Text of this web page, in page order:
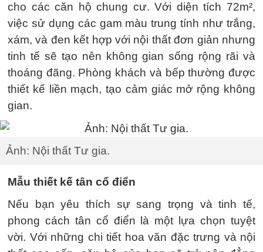
cho các căn hộ chung cư. Với diện tích 72m²,
việc sử dụng các gam màu trung tính như trắng,
xám, và đen kết hợp với nội thất đơn giản nhưng
tinh tế sẽ tạo nên không gian sống rộng rãi và
thoáng đãng. Phòng khách và bếp thường được
thiết kế liền mạch, tạo cảm giác mở rộng không
gian.
Ảnh: Nội thất Tư gia.
Mẫu thiết kế tân cổ điển
Nếu bạn yêu thích sự sang trọng và tinh tế,
phong cách tân cổ điển là một lựa chọn tuyệt
vời. Với những chi tiết hoa văn đặc trưng và nội